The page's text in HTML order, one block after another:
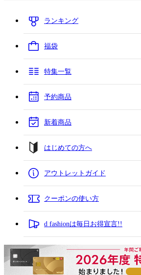
ランキング
福袋
特集一覧
予約商品
新着商品
はじめての方へ
アウトレットガイド
クーポンの使い方
d fashionは毎日お得宣言!!